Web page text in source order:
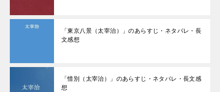
「東京八景（太宰治）」のあらすじ・ネタバレ・長
文感想
「惜別（太宰治）」のあらすじ・ネタバレ・長文感
想